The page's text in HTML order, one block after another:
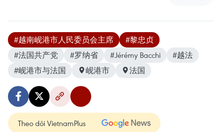
#越南岘港市人民委员会主席
#黎忠贞
#法国共产党
#罗纳省 #Jérémy Bacchi
#越法
#岘港市与法国
岘港市 法国
Theo dõi VietnamPlus